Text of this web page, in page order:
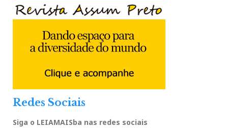
Redes Sociais
Siga o LEIAMAISba nas redes sociais